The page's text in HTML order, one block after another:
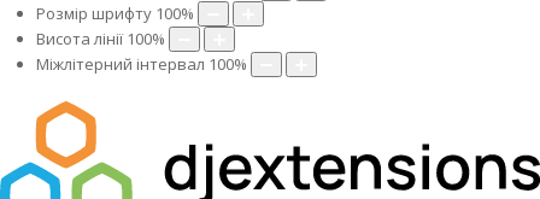
Розмір шрифту 100%
Висота лінії 100%
Міжлітерний інтервал 100%